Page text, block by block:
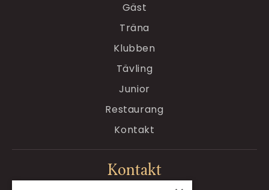
Gäst
Träna
Klubben
Tävling
Junior
Restaurang
Kontakt
Kontakt